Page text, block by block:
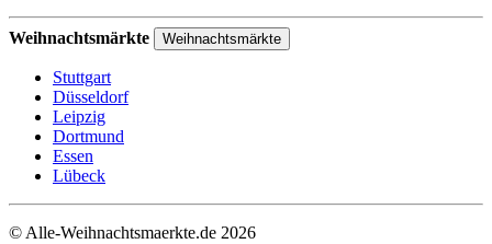
Weihnachtsmärkte Weihnachtsmärkte
Stuttgart
Düsseldorf
Leipzig
Dortmund
Essen
Lübeck
© Alle-Weihnachtsmaerkte.de 2026